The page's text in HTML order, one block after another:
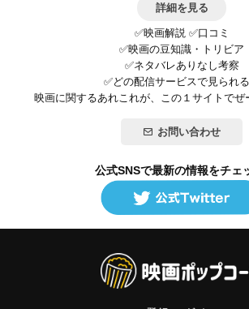
詳細を見る
✅映画解説 ✅口コミ
✅映画の豆知識・トリビア
✅ネタバレありなし考察
✅どの配信サービスで見られ
映画に関するあれこれが、この１サイトでぜ
お問い合わせ
公式SNSで最新の情報をチェ